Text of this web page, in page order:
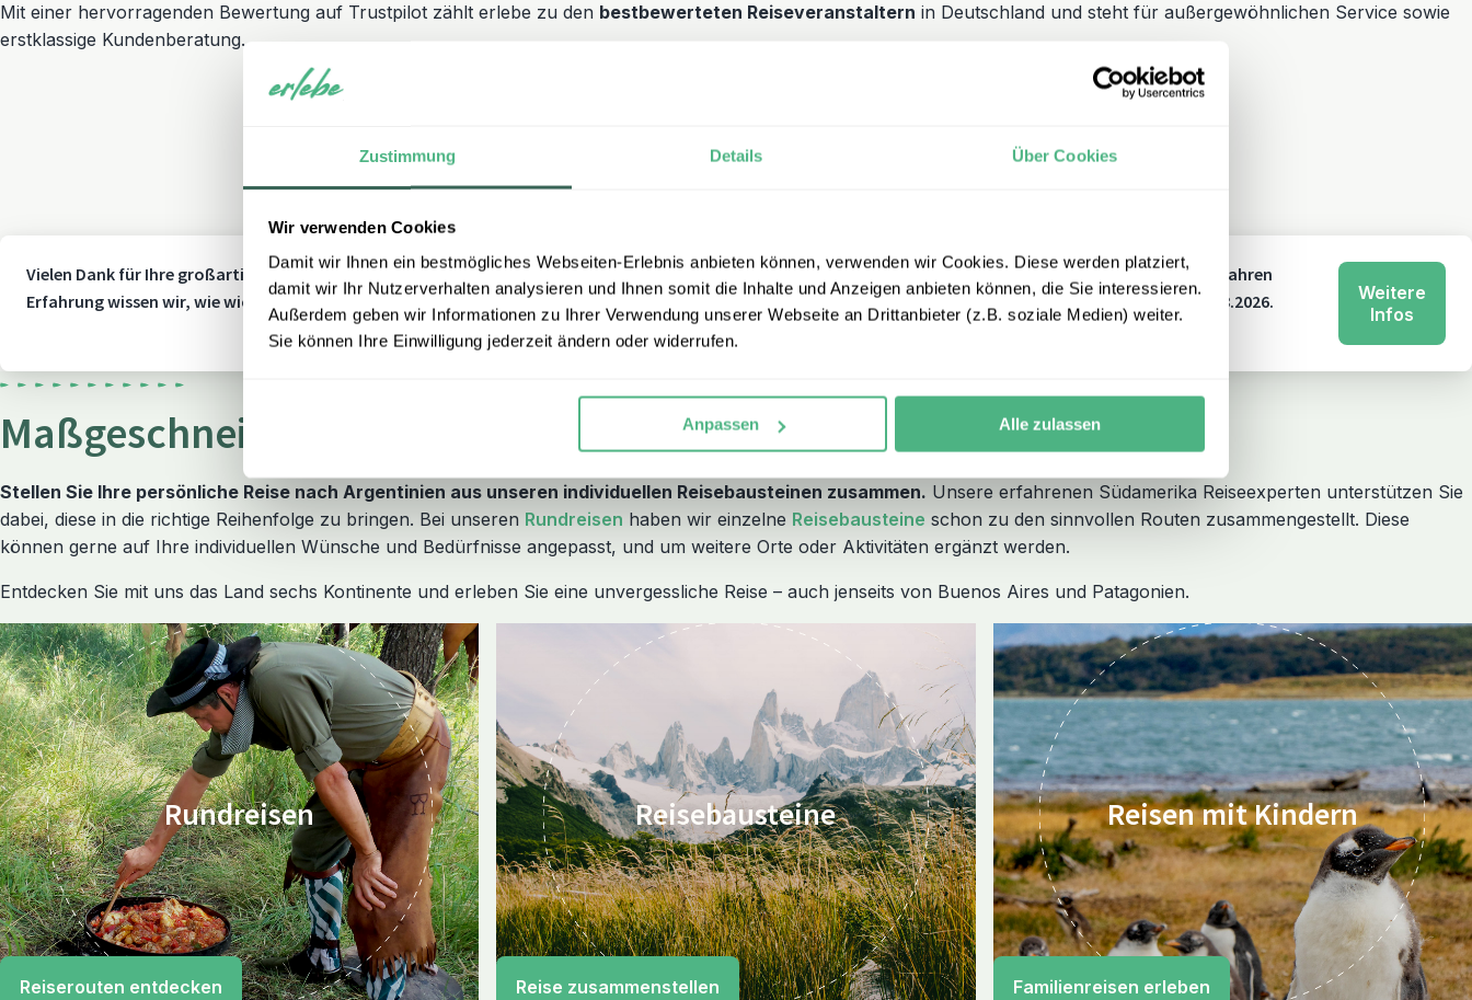
Zustimmung Details Über Cookies
Wir verwenden Cookies
Damit wir Ihnen ein bestmögliches Webseiten-Erlebnis anbieten können, verwenden wir Cookies. Diese werden platziert,
damit wir Ihr Nutzerverhalten analysieren und Ihnen somit die Inhalte und Anzeigen anbieten können, die Sie interessieren.
Außerdem geben wir Informationen zu Ihrer Verwendung unserer Webseite an Drittanbieter (z.B. soziale Medien) weiter.
Sie können Ihre Einwilligung jederzeit ändern oder widerrufen.
Anpassen Alle zulassen
Mit einer hervorragenden Bewertung auf Trustpilot zählt erlebe zu den bestbewerteten Reiseveranstaltern in Deutschland und steht für außergewöhnlichen Service sowie
erstklassige Kundenberatung.
Vielen Dank für Ihre großartige Bewertung! Mit einem TrustScore von 4,8 gehören wir zu den bestbewerteten Reiseveranstaltern in Deutschland. Mit über 20 Jahren
Erfahrung wissen wir, wie wichtig Flexibilität und Sicherheit sind – deshalb schenken wir Ihnen unsere Flex Option im Wert von 250 € bei Buchung bis zum 31.08.2026.
Weitere
Infos
Maßgeschneiderte Argentinien Reisen
Stellen Sie Ihre persönliche Reise nach Argentinien aus unseren individuellen Reisebausteinen zusammen. Unsere erfahrenen Südamerika Reiseexperten unterstützen Sie
dabei, diese in die richtige Reihenfolge zu bringen. Bei unseren Rundreisen haben wir einzelne Reisebausteine schon zu den sinnvollen Routen zusammengestellt. Diese
können gerne auf Ihre individuellen Wünsche und Bedürfnisse angepasst, und um weitere Orte oder Aktivitäten ergänzt werden.
Entdecken Sie mit uns das Land sechs Kontinente und erleben Sie eine unvergessliche Reise – auch jenseits von Buenos Aires und Patagonien.
Rundreisen
Reiserouten entdecken
Reisebausteine
Reise zusammenstellen
Reisen mit Kindern
Familienreisen erleben